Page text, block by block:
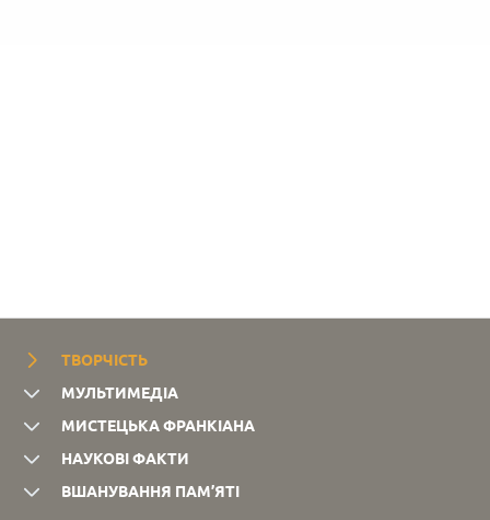
ТВОРЧІСТЬ
МУЛЬТИМЕДІА
МИСТЕЦЬКА ФРАНКІАНА
НАУКОВІ ФАКТИ
ВШАНУВАННЯ ПАМ’ЯТІ